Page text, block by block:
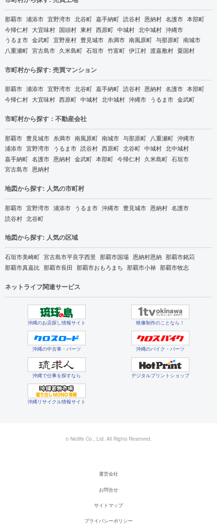
那覇市 浦添市 宜野湾市 北谷町 嘉手納町 読谷村 恩納村 名護市 本部町
今帰仁村 大宜味村 国頭村 東村 西原町 中城村 北中城村 沖縄市
うるま市 金武町 宜野座村 豊見城市 糸満市 南風原町 与那原町 南城市
八重瀬町 宮古島市 久米島町 石垣市 竹富町 伊江村 渡嘉敷村 粟国村
市町村から探す: 売買マンション
那覇市 浦添市 宜野湾市 北谷町 嘉手納町 読谷村 恩納村 名護市 本部町
今帰仁村 大宜味村 西原町 中城村 北中城村 沖縄市 うるま市 金武町
市町村から探す：不動産会社
那覇市 豊見城市 糸満市 南風原町 南城市 与那原町 八重瀬町 沖縄市
浦添市 宜野湾市 うるま市 読谷村 西原町 北谷町 中城村 北中城村
嘉手納町 名護市 恩納村 金武町 本部町 今帰仁村 久米島町 石垣市
宮古島市 恩納村
地図から探す: 人気の市町村
那覇市 宜野湾市 浦添市 うるま市 沖縄市 豊見城市 恩納村 名護市
読谷村 北谷町
地図から探す: 人気の区域
石垣市美崎町 宮古島市平良字西里 那覇市国場 恩納村恩納 那覇市銘苅
那覇市真嘉比 那覇市長田 那覇市おもろまち 那覇市小禄 那覇市牧志
ネットライフ関連サービス
沖縄のお店探し情報サイト 映像制作のことなら！
沖縄の中古車・パーツ 沖縄のバイク・パーツ
沖縄で仕事を探すなら デジタルプリントショップ
沖縄リサイクル情報サイト
© Netlife Co., Ltd. All Rights Reserved.
運営会社
お問合せ
サイトマップ
プライバシーポリシー